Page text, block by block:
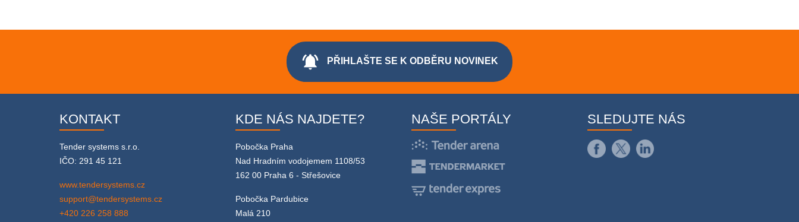
notifications_active PŘIHLAŠTE SE K ODBĚRU NOVINEK
KONTAKT
Tender systems s.r.o.
IČO: 291 45 121
www.tendersystems.cz
support@tendersystems.cz
+420 226 258 888
KDE NÁS NAJDETE?
Pobočka Praha
Nad Hradním vodojemem 1108/53
162 00 Praha 6 - Střešovice
Pobočka Pardubice
Malá 210
NAŠE PORTÁLY SLEDUJTE NÁS